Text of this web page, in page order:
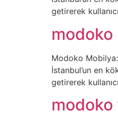
getirerek
modoko
Modoko
İstanbul’un en
getirerek
modoko